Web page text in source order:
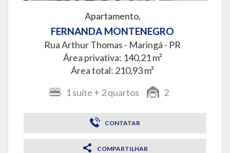
Apartamento,
FERNANDA MONTENEGRO
Rua Arthur Thomas - Maringá - PR
Área privativa: 140,21 m²
Área total: 210,93 m²
1 suíte + 2quartos 2
CONTATAR
COMPARTILHAR